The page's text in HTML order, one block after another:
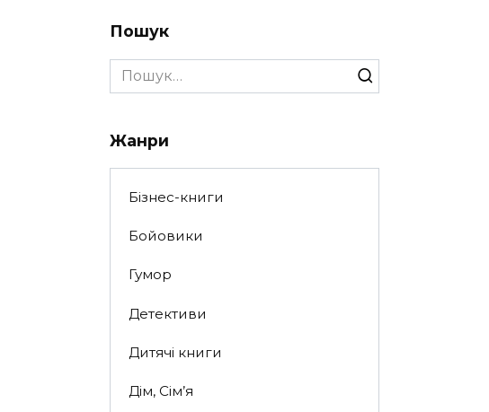
Пошук
Search
for:
Жанри
Бізнес-книги
Бойовики
Гумор
Детективи
Дитячі книги
Дім, Сім’я